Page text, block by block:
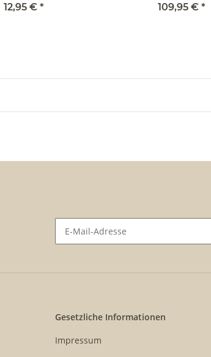
12,95 € *
109,95 € *
Gesetzliche Informationen
Impressum